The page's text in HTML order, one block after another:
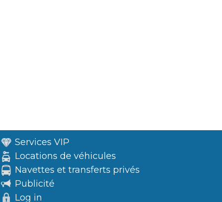
Services VIP
Locations de véhicules
Navettes et transferts privés
Publicité
Log in